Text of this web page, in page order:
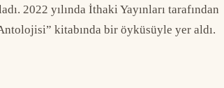
2022 yılında İthaki Yayınları tarafından
kitabında bir öyküsüyle yer aldı.